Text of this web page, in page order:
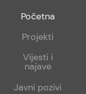
Footer
menu
Početna
Projekti
Vijesti i
najave
Javni pozivi